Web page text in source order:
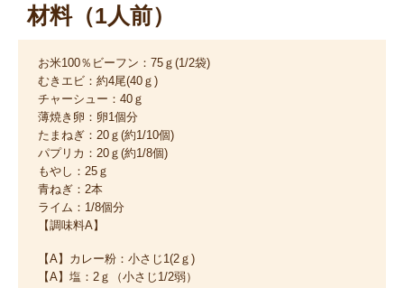
材料（1人前）
お米100％ビーフン：75ｇ(1/2袋)
むきエビ：約4尾(40ｇ)
チャーシュー：40ｇ
薄焼き卵：卵1個分
たまねぎ：20ｇ(約1/10個)
パプリカ：20ｇ(約1/8個)
もやし：25ｇ
青ねぎ：2本
ライム：1/8個分
【調味料A】
【A】カレー粉：小さじ1(2ｇ)
【A】塩：2ｇ（小さじ1/2弱）